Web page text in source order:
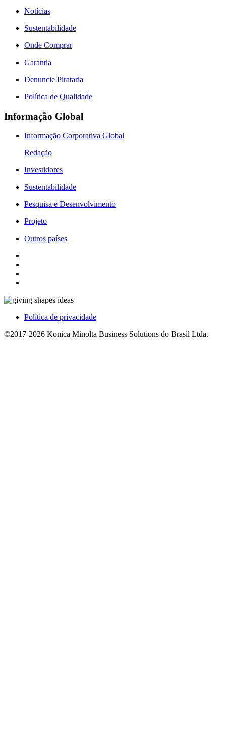
Notícias
Sustentabilidade
Onde Comprar
Garantia
Denuncie Pirataria
Política de Qualidade
Informação Global
Informação Corporativa Global
Redação
Investidores
Sustentabilidade
Pesquisa e Desenvolvimento
Projeto
Outros países
Política de privacidade
©2017-2026 Konica Minolta Business Solutions do Brasil Ltda.